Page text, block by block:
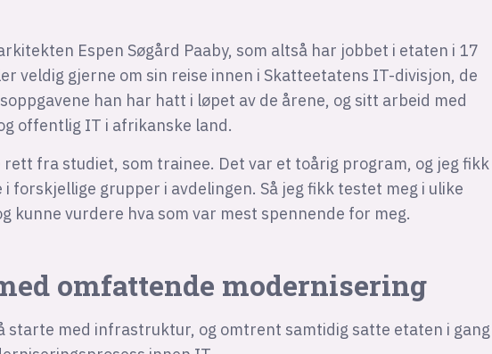
Espen Søgård Paaby, som altså har jobbet i etaten i 17
veldig gjerne om sin reise innen i Skatteetatens IT-divisjon, de
han har hatt i løpet av de årene, og sitt arbeid med
offentlig IT i afrikanske land.
rett fra studiet, som trainee. Det var et toårig program, og jeg fikk
i forskjellige grupper i avdelingen. Så jeg fikk testet meg i ulike
kunne vurdere hva som var mest spennende for meg.
omfattende modernisering
starte med infrastruktur, og omtrent samtidig satte etaten i gang